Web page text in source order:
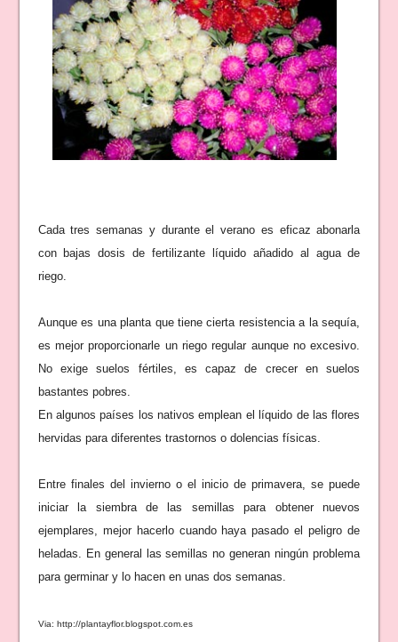
Cada tres semanas y durante el verano es eficaz abonarla
con bajas dosis de fertilizante líquido añadido al agua de
riego.
Aunque es una planta que tiene cierta resistencia a la sequía,
es mejor proporcionarle un riego regular aunque no excesivo.
No exige suelos fértiles, es capaz de crecer en suelos
bastantes pobres.
En algunos países los nativos emplean el líquido de las flores
hervidas para diferentes trastornos o dolencias físicas.
Entre finales del invierno o el inicio de primavera, se puede
iniciar la siembra de las semillas para obtener nuevos
ejemplares, mejor hacerlo cuando haya pasado el peligro de
heladas. En general las semillas no generan ningún problema
para germinar y lo hacen en unas dos semanas.
Via: http://plantayflor.blogspot.com.es